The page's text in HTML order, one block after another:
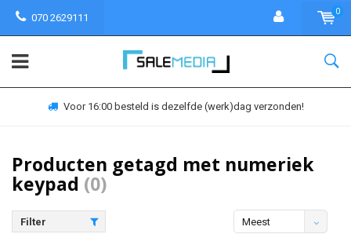
070 2629111
0
Voor 16:00 besteld is dezelfde (werk)dag verzonden!
Producten getagd met numeriek
keypad (0)
Filter
Meest